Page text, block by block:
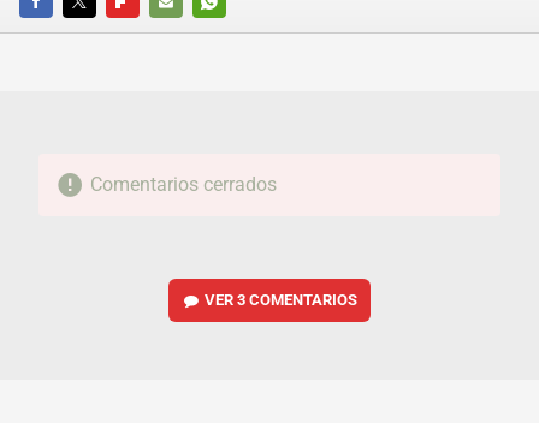
FACEBOOKTWITTERFLIPBOARD
E-
WHATSAPP
Comentarios cerrados
VER3 COMENTARIOS